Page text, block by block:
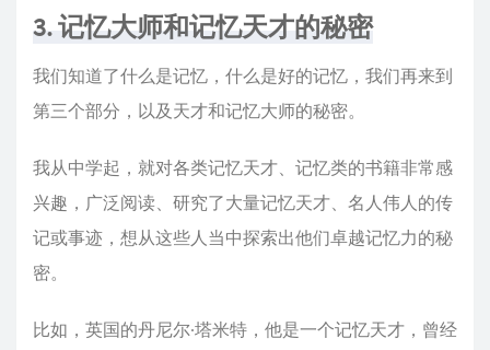
3. 记忆大师和记忆天才的秘密
我们知道了什么是记忆，什么是好的记忆，我们再来到
第三个部分，以及天才和记忆大师的秘密。
我从中学起，就对各类记忆天才、记忆类的书籍非常感
兴趣，广泛阅读、研究了大量记忆天才、名人伟人的传
记或事迹，想从这些人当中探索出他们卓越记忆力的秘
密。
比如，英国的丹尼尔·塔米特，他是一个记忆天才，曾经